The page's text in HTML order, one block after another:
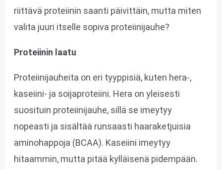
riittävä proteiinin saanti päivittäin, mutta miten
valita juuri itselle sopiva proteiinijauhe?
Proteiinin laatu
Proteiinijauheita on eri tyyppisiä, kuten hera-,
kaseiini- ja soijaproteiini. Hera on yleisesti
suosituin proteiinijauhe, sillä se imeytyy
nopeasti ja sisältää runsaasti haaraketjuisia
aminohappoja (BCAA). Kaseiini imeytyy
hitaammin, mutta pitää kylläisenä pidempään.